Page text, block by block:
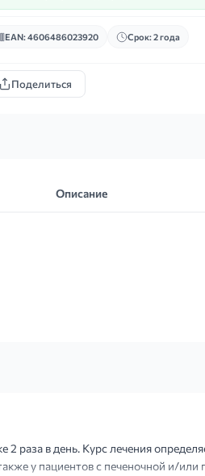
EAN: 4606486023920 Срок: 2 года
Поделиться
Описание
2 раза в день. Курс лечения
у пациентов с печеночной и/